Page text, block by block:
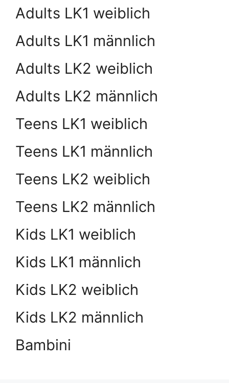
Adults LK1 weiblich
Adults LK1 männlich
Adults LK2 weiblich
Adults LK2 männlich
Teens LK1 weiblich
Teens LK1 männlich
Teens LK2 weiblich
Teens LK2 männlich
Kids LK1 weiblich
Kids LK1 männlich
Kids LK2 weiblich
Kids LK2 männlich
Bambini